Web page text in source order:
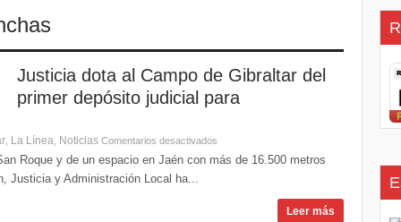
Justicia dota al Campo de Gibraltar del
primer depósito judicial para
La Línea Noticias Comentarios desactivados
Roque y de un espacio en Jaén con más de 16.500 metros
Justicia y Administración Local ha...
Leer más